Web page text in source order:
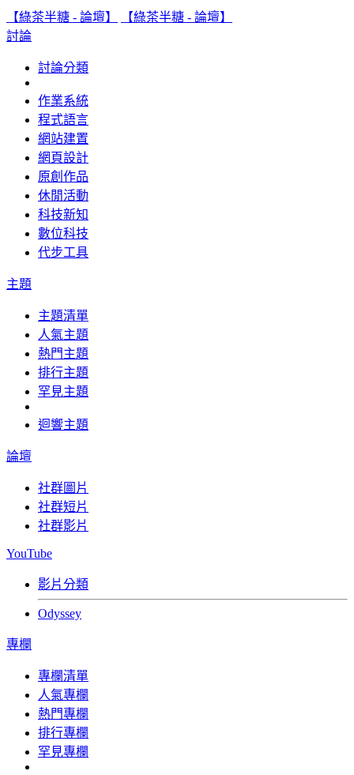
【綠茶半糖 - 論壇】
【綠茶半糖 - 論壇】
討論
討論分類
作業系統
程式語言
網站建置
網頁設計
原創作品
休閒活動
科技新知
數位科技
代步工具
主題
主題清單
人氣主題
熱門主題
排行主題
罕見主題
迴響主題
論壇
社群圖片
社群短片
社群影片
YouTube
影片分類
Odyssey
專欄
專欄清單
人氣專欄
熱門專欄
排行專欄
罕見專欄